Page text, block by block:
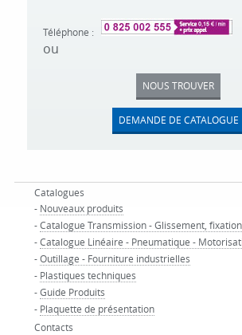
Téléphone :
ou
NOUS TROUVER
DEMANDE DE CATALOGUE
Catalogues
- Nouveaux produits
-Catalogue Transmission - Glissement,
-Catalogue Linéaire - Pneumatique -
-Outillage - Fourniture industrielles
- Plastiques techniques
-Guide Produits
- Plaquette de présentation
Contacts